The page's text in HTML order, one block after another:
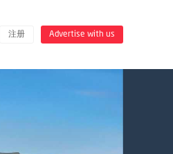
注册 Advertise with us